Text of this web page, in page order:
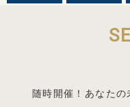
セミナー
総合お問合せ
物件売却のご
採用フォーム
随時開催！あなた